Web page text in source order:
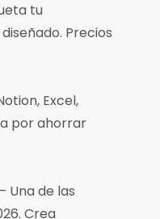
tu
Precios
Excel,
por ahorrar
Una de las
Crea